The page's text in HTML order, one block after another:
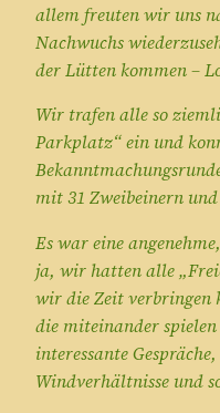
allem freuten wir uns
Nachwuchs
der Lütten kommen –
Wir trafen alle so
Parkplatz“ ein und
mit 31 Zweibeinern
Es war eine
ja, wir hatten alle
wir die Zeit verbringen
die miteinander
interessante
Windverhältnisse und